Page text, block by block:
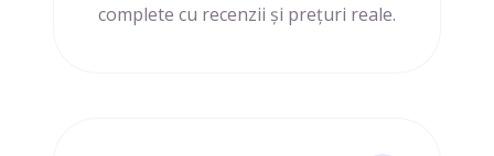
complete cu recenzii și prețuri reale.